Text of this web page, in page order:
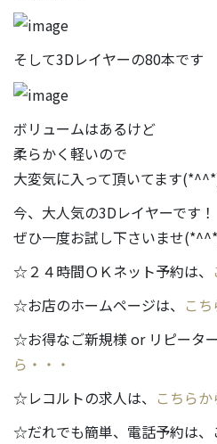
そして3Dレイヤーの80本です
ボリュームはあるけど
柔らかく軽いので
大変気に入って頂いてます
今、大人気の3Dレイヤーです！
ぜひ一度お試し下さいませ
☆２４時間ＯＫネット予約は、
☆お店のホームページは、 こ
☆お得なご新規様 or リピータ
ら・・・
☆レコルトの求人は、 こちらか
☆だれでも簡単、電話予約は